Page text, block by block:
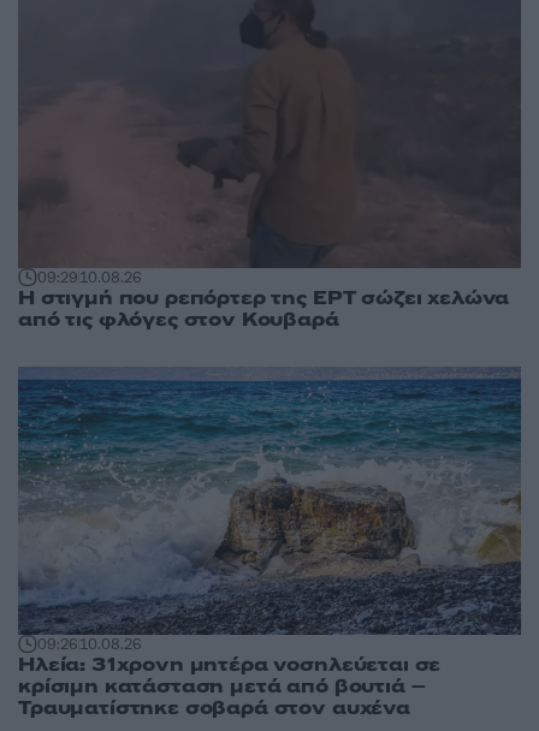
09:2910.08.26
Η στιγμή που ρεπόρτερ της ΕΡΤ σώζει χελώνα
από τις φλόγες στον Κουβαρά
09:2610.08.26
Ηλεία: 31χρονη μητέρα νοσηλεύεται σε
κρίσιμη κατάσταση μετά από βουτιά –
Τραυματίστηκε σοβαρά στον αυχένα